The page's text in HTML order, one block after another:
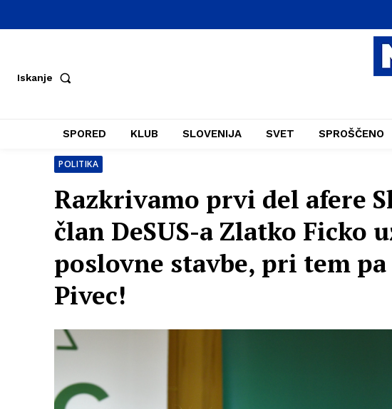
Iskanje
SPORED KLUB SLOVENIJA SVET SPROŠČENO
POLITIKA
Razkrivamo prvi del afere
član DeSUS-a Zlatko Ficko
poslovne stavbe, pri tem
Pivec!